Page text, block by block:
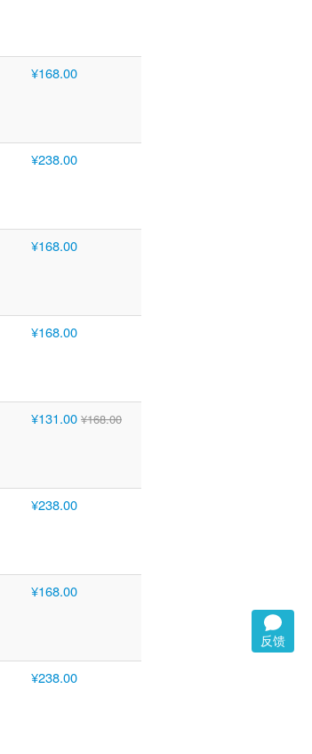
反馈
¥168.00
¥238.00
¥168.00
¥168.00
¥131.00 ¥168.00
¥238.00
¥168.00
¥238.00